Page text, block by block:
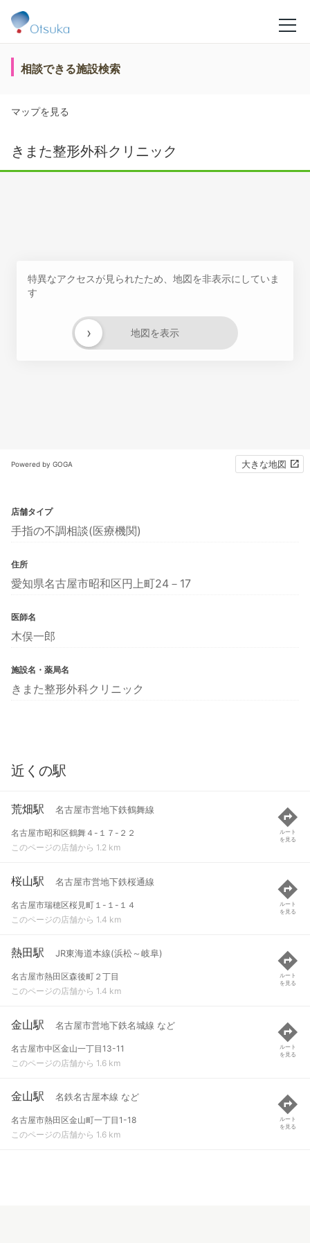
相談できる施設検索
マップを見る
きまた整形外科クリニック
特異なアクセスが見られたため、地図を非表示にしていま
す
地図を表示
›
Powered by GOGA 大きな地図
店舗タイプ
手指の不調相談(医療機関)
住所
愛知県名古屋市昭和区円上町24－17
医師名
木俣一郎
施設名・薬局名
きまた整形外科クリニック
近くの駅
荒畑駅 名古屋市営地下鉄鶴舞線
名古屋市昭和区鶴舞４-１７-２２
このページの店舗から 1.2 km
ルート
を見る
桜山駅 名古屋市営地下鉄桜通線
名古屋市瑞穂区桜見町１-１-１４
このページの店舗から 1.4 km
ルート
を見る
熱田駅 JR東海道本線(浜松～岐阜)
名古屋市熱田区森後町２丁目
このページの店舗から 1.4 km
ルート
を見る
金山駅 名古屋市営地下鉄名城線 など
名古屋市中区金山一丁目13-11
このページの店舗から 1.6 km
ルート
を見る
金山駅 名鉄名古屋本線 など
名古屋市熱田区金山町一丁目1-18
このページの店舗から 1.6 km
ルート
を見る